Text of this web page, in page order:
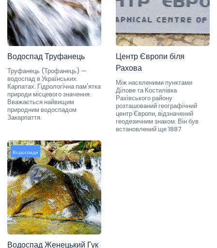
Водоспад Труфанець
Труфанець (Трофанець) —
водоспад в Українських
Карпатах. Гідрологічна пам'ятка
природи місцевого значення.
Вважається найвищим
природним водоспадом
Закарпаття.
Центр Європи біля
Рахова
Між населеними пунктами
Ділове та Костилівка
Рахівського району
розташований географічний
центр Європи, відзначений
геодезичним знаком. Він був
встановлений ще 1887
Водоспади
Водоспад Женецький Гук